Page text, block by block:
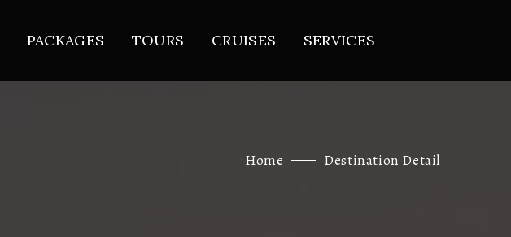
PACKAGES TOURS CRUISES SERVICES
Home Destination Detail